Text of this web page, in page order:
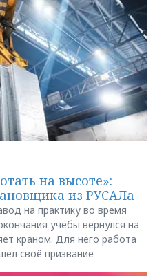
на высоте»:
из РУСАЛа
на практику во время
учёбы вернулся на
краном. Для него работа
своё призвание